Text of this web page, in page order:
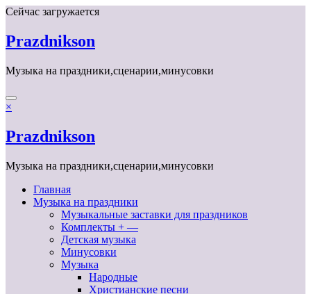
Перейти
содержимому
Сейчас загружается
Prazdnikson
Музыка на праздники,сценарии,минусовки
×
Prazdnikson
Музыка на праздники,сценарии,минусовки
Главная
Музыка на праздники
Музыкальные заставки для праздников
Комплекты + —
Детская музыка
Минусовки
Музыка
Народные
Христианские песни